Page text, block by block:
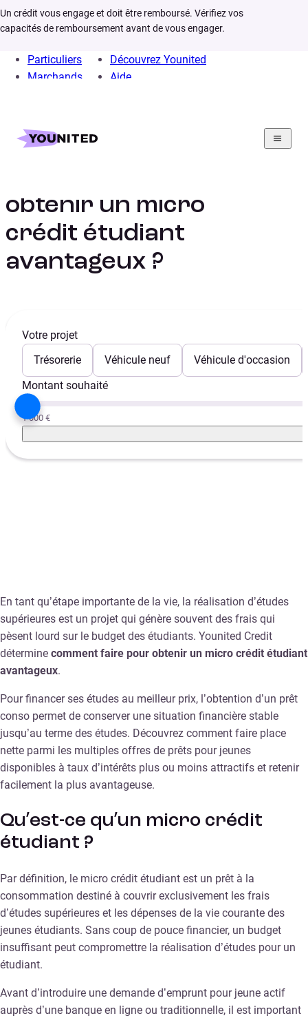
Un crédit vous engage et doit être remboursé. Vérifiez vos
capacités de remboursement avant de vous engager.
Particuliers
Marchands
Découvrez Younited
Aide
Home
obtenir un micro
crédit étudiant
avantageux ?
Votre projet
Trésorerie
Véhicule neuf
Véhicule d'occasion
Montant souhaité
1 000 €
En tant qu’étape importante de la vie, la réalisation d’études
supérieures est un projet qui génère souvent des frais qui
pèsent lourd sur le budget des étudiants. Younited Credit
détermine comment faire pour obtenir un micro crédit étudiant
avantageux.
Pour financer ses études au meilleur prix, l’obtention d’un prêt
conso permet de conserver une situation financière stable
jusqu’au terme des études. Découvrez comment faire place
nette parmi les multiples offres de prêts pour jeunes
disponibles à taux d’intérêts plus ou moins attractifs et retenir
facilement la plus avantageuse.
Qu’est-ce qu’un micro crédit
étudiant ?
Par définition, le micro crédit étudiant est un prêt à la
consommation destiné à couvrir exclusivement les frais
d’études supérieures et les dépenses de la vie courante des
jeunes étudiants. Sans coup de pouce financier, un budget
insuffisant peut compromettre la réalisation d’études pour un
étudiant.
Avant d’introduire une demande d’emprunt pour jeune actif
auprès d’une banque en ligne ou traditionnelle, il est important